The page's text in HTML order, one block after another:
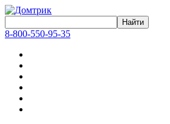
8-800-550-95-35